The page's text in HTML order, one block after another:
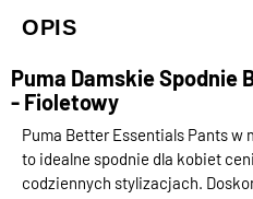
OPIS
Puma Damskie
- Fioletowy
Puma Better Essentials Pants w
to idealne spodnie dla kobiet
codziennych stylizacjach.